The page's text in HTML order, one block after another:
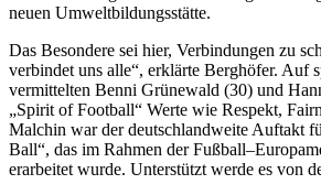
neuen Umweltbildungsstätte.
Das Besondere sei hier, Verbindungen zu
verbindet uns alle“, erklärte Berghöfer. Auf
vermittelten Benni Grünewald (30) und
„Spirit of Football“ Werte wie Respekt,
Malchin war der deutschlandweite Auftakt
Ball“, das im Rahmen der
erarbeitet wurde. Unterstützt werde es von